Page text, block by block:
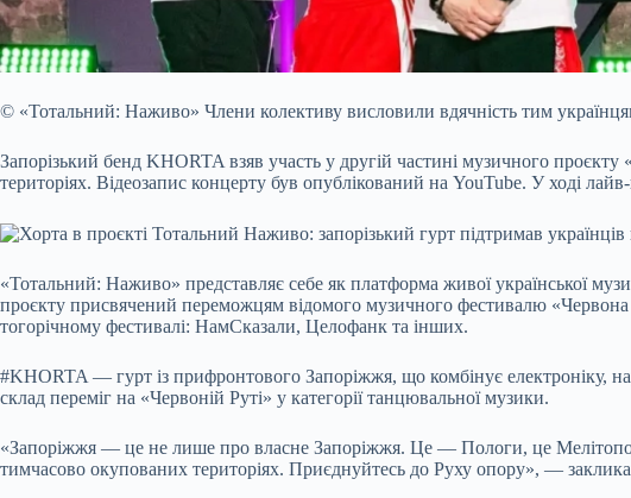
© «Тотальний: Наживо» Члени колективу висловили вдячність тим
Запорізький бенд KHORTA взяв участь у другій частині музичного
територіях. Відеозапис концерту був опублікований на YouTube. У ході
«Тотальний: Наживо» представляє себе як платформа живої української
проєкту присвячений переможцям відомого музичного фестивалю
тогорічному фестивалі: НамСказали, Целофанк та інших.
#KHORTA — гурт із прифронтового Запоріжжя, що комбінує електроніку,
склад переміг на «Червоній Руті» у категорії танцювальної музики.
«Запоріжжя — це не лише про власне Запоріжжя. Це — Пологи, це
тимчасово окупованих територіях. Приєднуйтесь до Руху опору», —